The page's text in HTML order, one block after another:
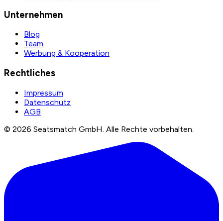
Unternehmen
Blog
Team
Werbung & Kooperation
Rechtliches
Impressum
Datenschutz
AGB
© 2026 Seatsmatch GmbH. Alle Rechte vorbehalten.